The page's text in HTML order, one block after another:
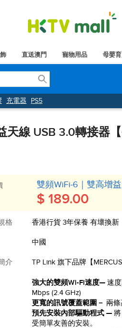
直送澳門 寵物用品 母嬰
充電器 PS5
天線 USB 3.0轉接器
雙頻WiFi-6｜雙高增
$ 189.00
格 香港行貨 3年保養 有壞換新
中國
介 TP Link 旗下品牌【
強大的雙頻Wi-Fi速度— 速
Mbps (2.4 GHz)
更寬的訊號覆蓋範圍－ 兩
預先安裝內部驅動程式 —
受簡單友善的安裝。